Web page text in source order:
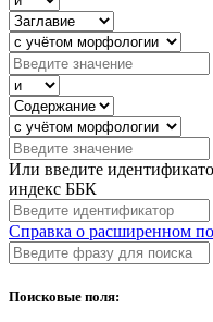
Или введите
индекс ББК
Справка о расширенном
Поисковые поля: